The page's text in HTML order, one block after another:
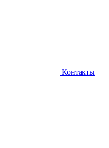
Контакты